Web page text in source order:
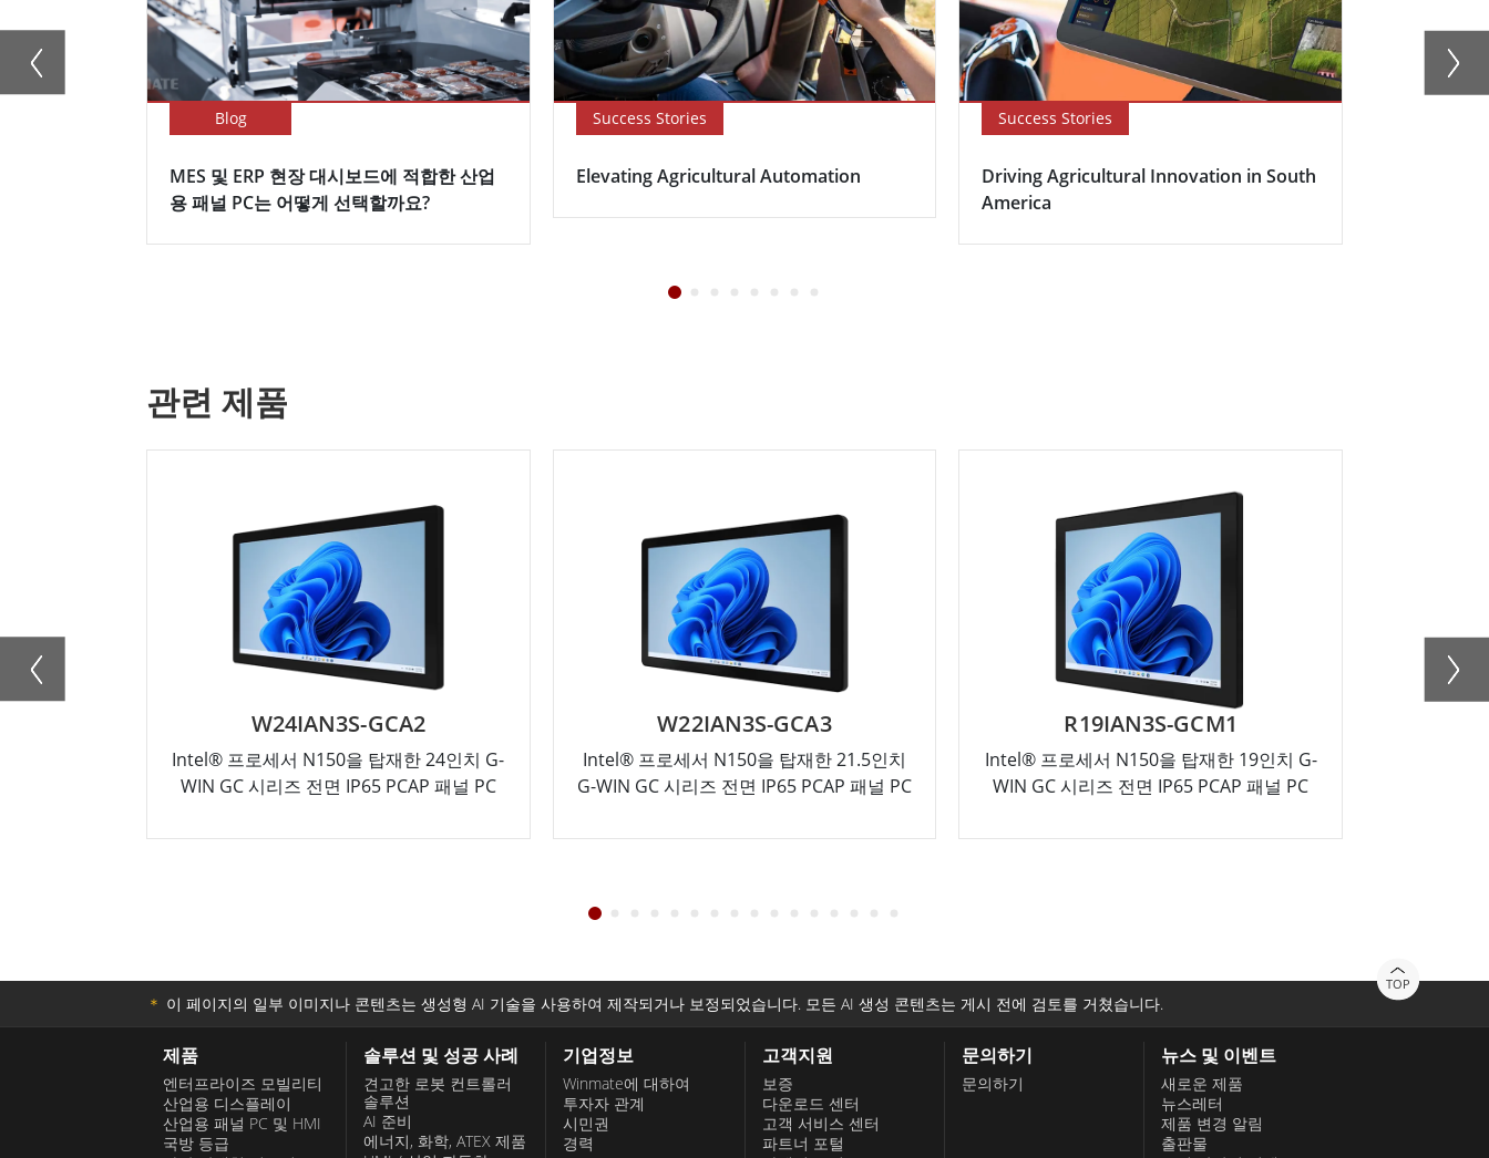
Blog
MES 및 ERP 현장 대시보드에 적합한 산업
용 패널 PC는 어떻게 선택할까요?
Success Stories
Elevating Agricultural Automation
Success Stories
Driving Agricultural Innovation in South
America
관련 제품
W24IAN3S-GCA2
Intel® 프로세서 N150을 탑재한 24인치 G-
WIN GC 시리즈 전면 IP65 PCAP 패널 PC
W22IAN3S-GCA3
Intel® 프로세서 N150을 탑재한 21.5인치
G-WIN GC 시리즈 전면 IP65 PCAP 패널 PC
R19IAN3S-GCM1
Intel® 프로세서 N150을 탑재한 19인치 G-
WIN GC 시리즈 전면 IP65 PCAP 패널 PC
TOP
＊ 이 페이지의 일부 이미지나 콘텐츠는 생성형 AI 기술을 사용하여 제작되거나 보정되었습니다. 모든 AI 생성 콘텐츠는 게시 전에 검토를 거쳤습니다.
제품
엔터프라이즈 모빌리티
산업용 디스플레이
산업용 패널 PC 및 HMI
국방 등급
솔루션 및 성공 사례
견고한 로봇 컨트롤러
솔루션
AI 준비
에너지, 화학, ATEX 제품
기업정보
Winmate에 대하여
투자자 관계
시민권
경력
고객지원
보증
다운로드 센터
고객 서비스 센터
파트너 포털
문의하기
문의하기
뉴스 및 이벤트
새로운 제품
뉴스레터
제품 변경 알림
출판물